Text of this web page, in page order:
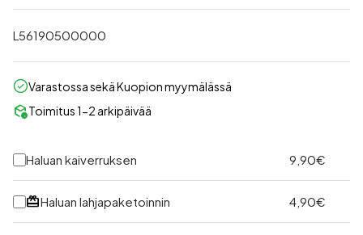
L56190500000
Varastossa sekä Kuopion myymälässä
deployed_code_historyToimitus 1-2 arkipäivää
Haluan kaiverruksen 9,90€
redeemHaluan lahjapaketoinnin 4,90€